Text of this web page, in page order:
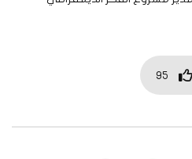
95